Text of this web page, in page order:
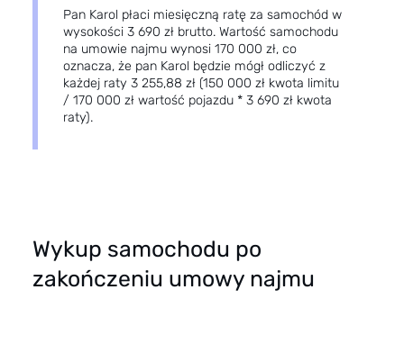
Pan Karol płaci miesięczną ratę za samochód w
wysokości 3 690 zł brutto. Wartość samochodu
na umowie najmu wynosi 170 000 zł, co
oznacza, że pan Karol będzie mógł odliczyć z
każdej raty 3 255,88 zł (150 000 zł kwota limitu
/ 170 000 zł wartość pojazdu * 3 690 zł kwota
raty).
Wykup samochodu po
zakończeniu umowy najmu